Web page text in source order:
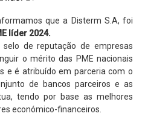
que a Disterm S.A, foi
líder 2024.
de reputação de empresas
o mérito das PME nacionais
e é atribuído em parceria com o
de bancos parceiros e as
tendo por base as melhores
económico-financeiros.